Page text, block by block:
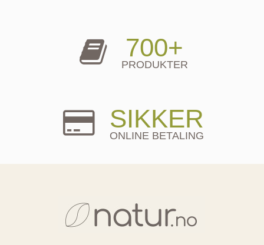
700+
PRODUKTER
SIKKER
ONLINE BETALING